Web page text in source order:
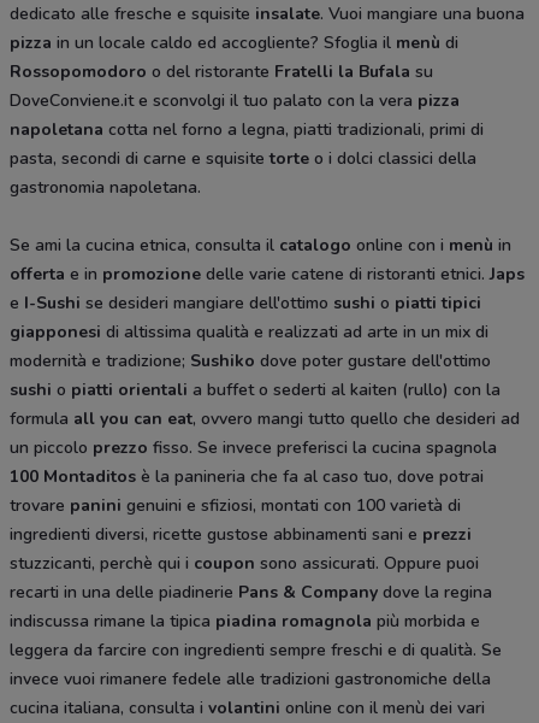
dedicato alle fresche e squisite insalate. Vuoi mangiare una buona
pizza in un locale caldo ed accogliente? Sfoglia il menù di
Rossopomodoro o del ristorante Fratelli la Bufala su
DoveConviene.it e sconvolgi il tuo palato con la vera pizza
napoletana cotta nel forno a legna, piatti tradizionali, primi di
pasta, secondi di carne e squisitetorte o i dolci classici della
gastronomia napoletana.
Se ami la cucina etnica, consulta il catalogo online con i menù in
offerta e in promozione delle varie catene di ristoranti etnici.Japs
e I-Sushi se desideri mangiare dell'ottimo sushi o piatti tipici
giapponesi di altissima qualità e realizzati ad arte in un mix di
modernità e tradizione; Sushiko dove poter gustare dell'ottimo
sushi o piatti orientali a buffet o sederti al kaiten (rullo) con la
formula all you can eat, ovvero mangi tutto quello che desideri ad
un piccolo prezzo fisso. Se invece preferisci la cucina spagnola
100 Montaditos è la panineria che fa al caso tuo, dove potrai
trovare panini genuini e sfiziosi, montati con 100 varietà di
ingredienti diversi, ricette gustose abbinamenti sani e prezzi
stuzzicanti, perchè qui i coupon sono assicurati. Oppure puoi
recarti in una delle piadinerie Pans & Company dove la regina
indiscussa rimane la tipica piadina romagnola più morbida e
leggera da farcire con ingredienti sempre freschi e di qualità. Se
invece vuoi rimanere fedele alle tradizioni gastronomiche della
cucina italiana, consulta i volantini online con il menù dei vari